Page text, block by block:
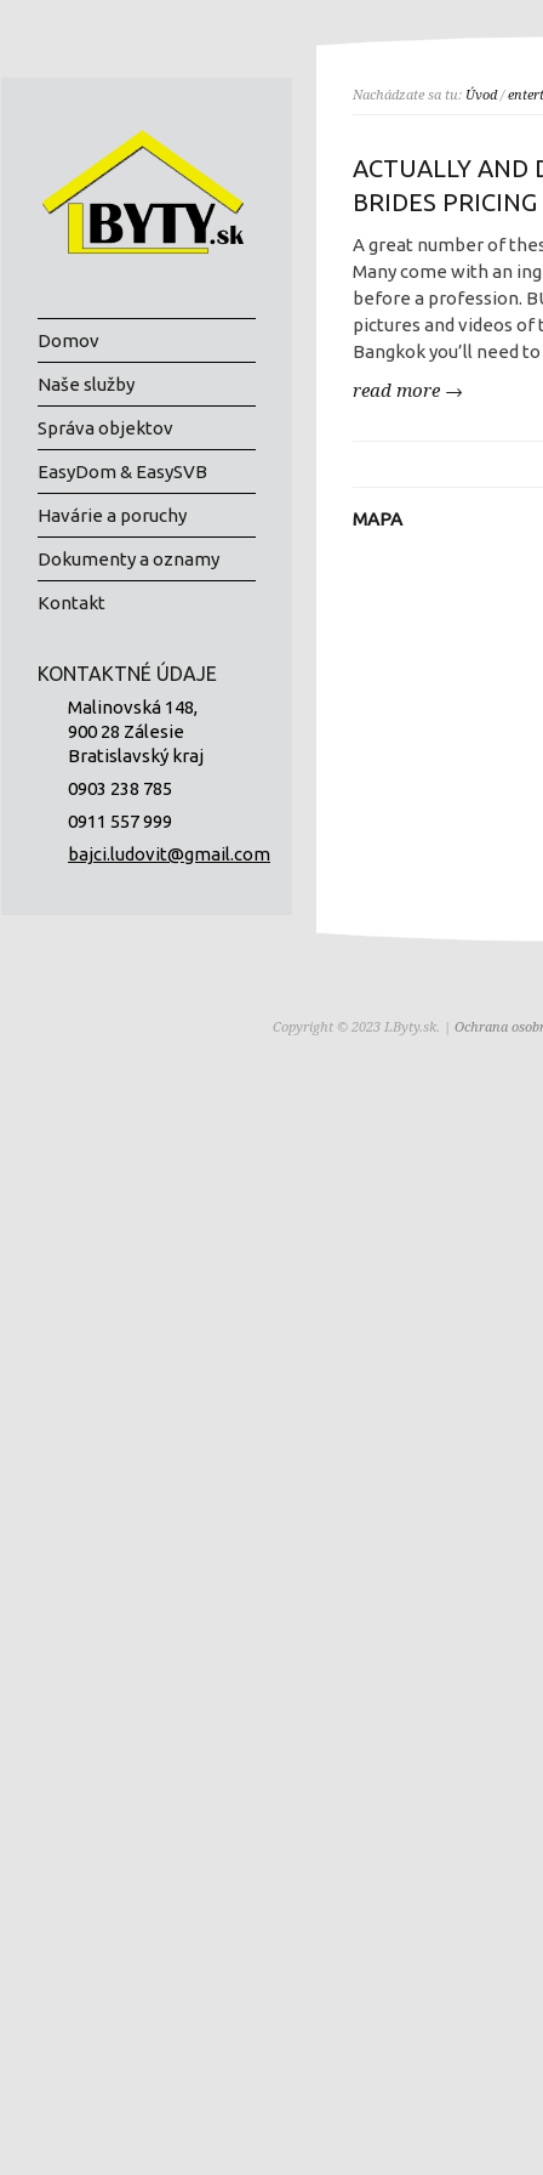
Nachádzate sa tu: Úvod/
ACTUALLY AND
BRIDES PRICING
A great number of
Many come with an
before a profession.
pictures and videos of
Bangkok you’ll need
read more →
MAPA
Domov
Naše služby
Správa objektov
EasyDom & EasySVB
Havárie a poruchy
Dokumenty a oznamy
Kontakt
KONTAKTNÉ ÚDAJE
Malinovská 148,
900 28 Zálesie
Bratislavský kraj
0903 238 785
0911 557 999
bajci.ludovit@gmail.com
Copyright © 2023 LByty.sk. | Ochrana